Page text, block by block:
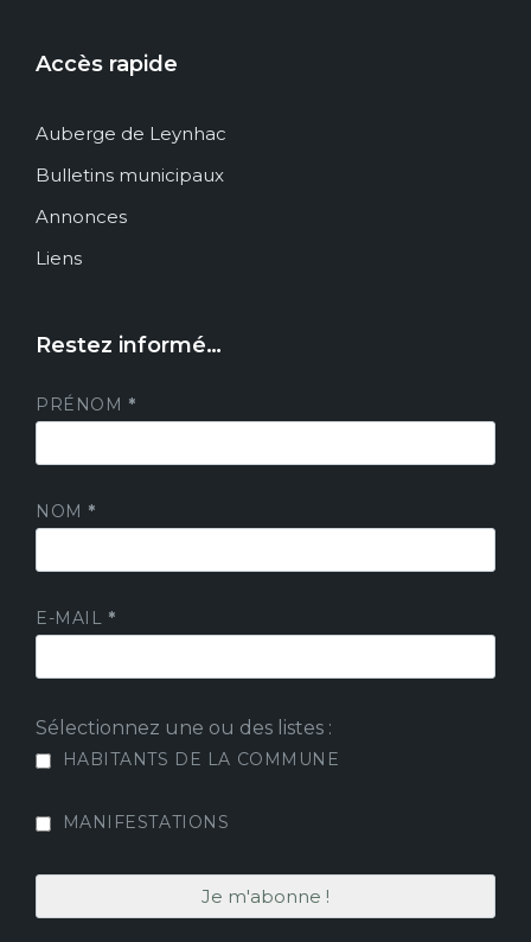
Accès rapide
Auberge de Leynhac
Bulletins municipaux
Annonces
Liens
Restez informé…
PRÉNOM *
NOM *
E-MAIL *
Sélectionnez une ou des listes :
HABITANTS DE LA COMMUNE
MANIFESTATIONS